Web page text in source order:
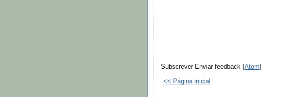
Subscrever Enviar feedback [Atom]
<< Página inicial